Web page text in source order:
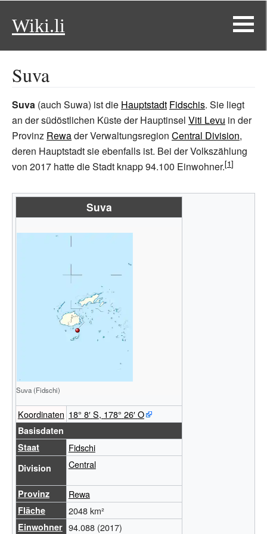
Wiki.li
Suva
Suva (auch Suwa) ist die Hauptstadt Fidschis. Sie liegt
an der südöstlichen Küste der Hauptinsel Viti Levu in der
Provinz Rewader Verwaltungsregion Central Division,
deren Hauptstadt sie ebenfalls ist. Bei der Volkszählung
von 2017 hatte die Stadt knapp 94.100 Einwohner.
Suva
Suva (Fidschi)
Koordinaten 18° 8′S, 178° 26′O
Basisdaten
Staat
Fidschi
Division Central
Provinz Rewa
Fläche 2048km²
Einwohner 94.088 (2017)